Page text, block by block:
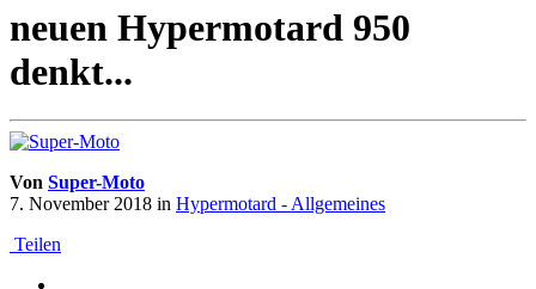
neuen Hypermotard 950
denkt...
Von Super-Moto
7. November 2018 in Hypermotard - Allgemeines
Teilen